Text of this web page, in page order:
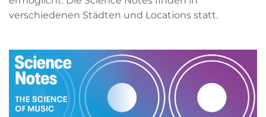
verschiedenen Städten und Locations statt.